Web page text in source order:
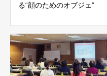
る“顔のためのオブジェ”